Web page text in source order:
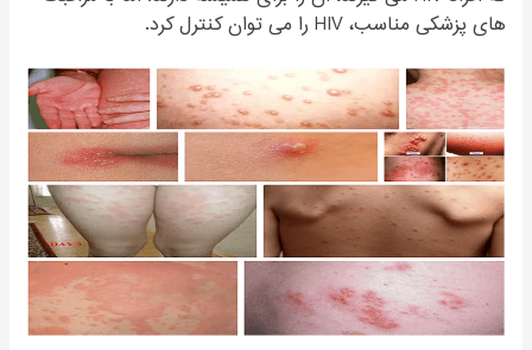
های پزشکی مناسب، HIV را می توان کنترل کرد.